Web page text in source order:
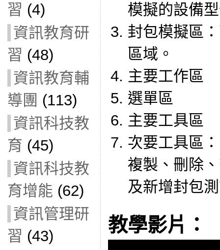
習 (4)
資訊教育研
習 (48)
資訊教育輔
導團 (113)
資訊科技教
育 (45)
資訊科技教
育增能 (62)
資訊管理研
習 (43)
模擬的設備
封包模擬區
區域。
主要工作區
選單區
主要工具區
次要工具區
複製、刪除
及新增封包
教學影片：